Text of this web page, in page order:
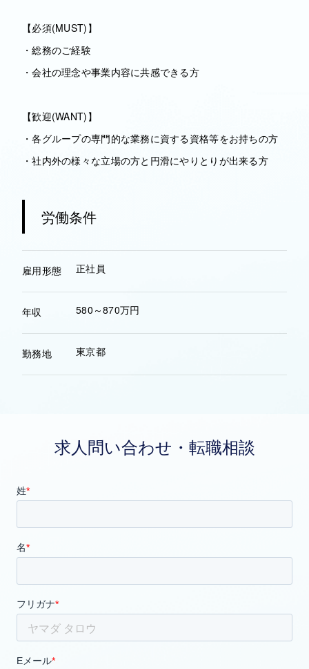
【必須(MUST)】
・総務のご経験
・会社の理念や事業内容に共感できる方
【歓迎(WANT)】
・各グループの専門的な業務に資する資格等をお持ちの方
・社内外の様々な立場の方と円滑にやりとりが出来る方
労働条件
雇用形態 正社員
年収 580～870万円
勤務地 東京都
求人問い合わせ・転職相談